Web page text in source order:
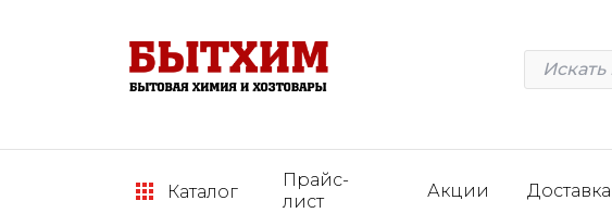
Каталог
Прайс-
лист
Акции Доставка